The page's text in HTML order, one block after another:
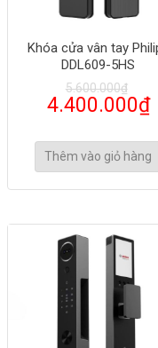
Khóa cửa vân tay
DDL609-5HS
5.600.000₫
4.400.000₫
Thêm vào giỏ hàng